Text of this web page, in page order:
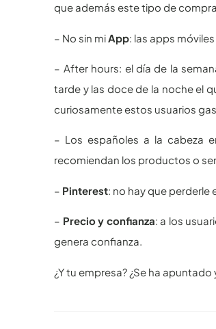
que además este tipo de
– No sin mi App: las apps
– After hours: el día de la
tarde y las doce de la noche el
curiosamente estos usuarios
– Los españoles a la cabeza
recomiendan los productos o
– Pinterest: no hay que perderle
– Precio y confianza: a los
genera confianza.
¿Y tu empresa? ¿Se ha